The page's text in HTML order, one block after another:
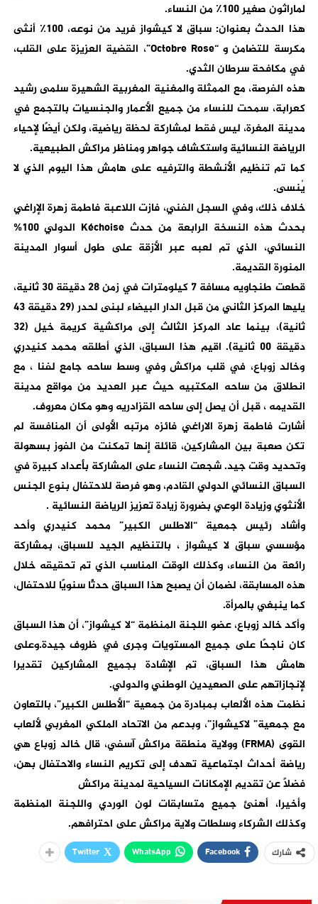
لماراثون صغير 100٪ من النساء.
هذا الحدث بعنوان: سباق لا كيشواز فريد من نوعه، 100٪ أنثى
مكرسة للتضامن و “Octobre Rose”، القضية العزيزة على القلب،
في مكافحة سرطان الثدي.
هذه الفرصة، مع الممثلة والمغنية المغربية الشهيرة سلمى رشيد
كعرابة، سمحت للنساء من جميع الأعمار والجنسيات بالتجمع في
مدينة المغرة، ليس فقط لمشاركة لحظة رياضية، ولكن أيضًا لإحياء
الرياضة النسائية واستكشاف جواهر ومناظر مراكش الطبيعية.
كما تم تنظيم الأنشطة والترفيه على هامش هذا اليوم الذي لا
يُنسى.
خلاف ذلك، وفي السجل الفني، فازت اللاعبة فاطمة زهرة الإراغي
بحدث هذه النسخة الرابعة من حدث Kéchoise الدولي 100%
النسائي، الذي تم لعبه عبر الأزقة على طول أسوار المدينة
المنورة القديمة.
قطعت طنجاويه مسافة 7 كيلومترات في زمن 28 دقيقة 30 ثانية،
يليها المركز الثاني من قبل الدار البيضاء لبنى لحدر (29 دقيقة 43
ثانية)، بينما عاد المركز الثالث إلى مراكشية كريمة خيل (32
دقيقة 00 ثانية). اقيم هذا السباق، الذي أطلقه محمد كنيدري
وخالد زوباع، في قلب مراكش وفي وسط ساحه جامع لفنا ، مع
انطلاق من ساحه المكتبيه حيث عبر العديد من مواقع مدينة
القديمه ، قبل أن يصل إلى ساحه القزادريه وهو مكان معروف.
أشارت فاطمة زهرة الاراغي فائزه مرتبه الأولى أن المنافسة لم
تكن صعبة بين المشاركين، قائلة إنها تمكنت من الفوز بسهولة
وتحديد وقت جيد. شجعت النساء على المشاركة بأعداد كبيرة في
السباق النسائي الدولي القادم، وهو فرصة للاحتفال بنوع الجنس
الأنثوي وزيادة الوعي بضرورة زيادة تعزيز الرياضة النسائية .
وأشاد رئيس جمعية “الاطلس الكبير” محمد كنيدري وأحد
مؤسسي سباق لا كيشواز ، بالتنظيم الجيد للسباق، بمشاركة
رائعة من النساء، وكذلك الوقت المناسب الذي تم تحقيقه خلال
هذه المسابقة، لضمان أن يصبح هذا السباق حدثًا سنويًا للاحتفال،
كما ينبغي بالمرأة.
وأكد خالد زوباع، عضو اللجنة المنظمة “لا كيشواز”، أن هذا السباق
كان ناجحًا على جميع المستويات وجرى في ظروف جيدة.وعلى
هامش هذا السباق، تم الإشادة بجميع المشاركين تقديرا
لإنجازاتهم على الصعيدين الوطني والدولي.
نظمت هذه الألعاب بمبادرة من جمعية “الأطلس الكبير”، بالتعاون
مع جمعية” لاكيشواز”، وبدعم من الاتحاد الملكي المغربي لألعاب
القوى (FRMA) وولاية منطقة مراكش آسفي، قال خالد زوباع هي
رياضة أحداث اجتماعية تهدف إلى تكريم النساء والاحتفال بهن،
فضلاً عن تقديم الإمكانات السياحية لمدينة مراكش
وأخيرا، أهنئ جميع متسابقات لون الوردي واللجنة المنظمة
وكذلك الشركاء وسلطات ولاية مراكش على احترافهم.
شارك Facebook
WhatsApp
Twitter